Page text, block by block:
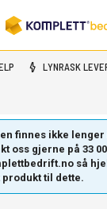
LYNRASK
finnes ikke
oss gjerne på 33
så
til dette.